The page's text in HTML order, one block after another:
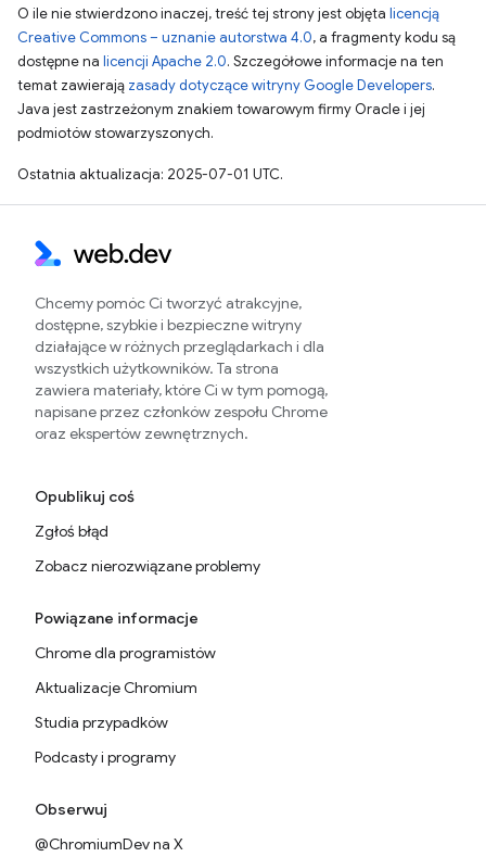
O ile nie stwierdzono inaczej, treść tej strony jest objęta licencją
Creative Commons – uznanie autorstwa 4.0, a fragmenty kodu są
dostępne na licencji Apache 2.0. Szczegółowe informacje na ten
temat zawierają zasady dotyczące witryny Google Developers.
Java jest zastrzeżonym znakiem towarowym firmy Oracle i jej
podmiotów stowarzyszonych.
Ostatnia aktualizacja: 2025-07-01 UTC.
Chcemy pomóc Ci tworzyć atrakcyjne,
dostępne, szybkie i bezpieczne witryny
działające w różnych przeglądarkach i dla
wszystkich użytkowników. Ta strona
zawiera materiały, które Ci w tym pomogą,
napisane przez członków zespołu Chrome
oraz ekspertów zewnętrznych.
Opublikuj coś
Zgłoś błąd
Zobacz nierozwiązane problemy
Powiązane informacje
Chrome dla programistów
Aktualizacje Chromium
Studia przypadków
Podcasty i programy
Obserwuj
@ChromiumDev na X